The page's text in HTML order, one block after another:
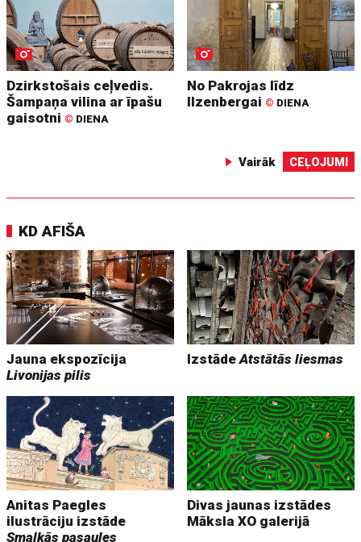
Dzirkstošais ceļvedis.
Šampaņa vilina ar īpašu
gaisotni © DIENA
No Pakrojas līdz
Ilzenbergai © DIENA
Vairāk CEĻOJUMI
KD AFIŠA
Jauna ekspozīcija
Livonijas pilis
IzstādeAtstātās liesmas
Anitas Paegles
ilustrāciju izstāde
Smalkās pasaules
Divas jaunas izstādes
Māksla XO galerijā